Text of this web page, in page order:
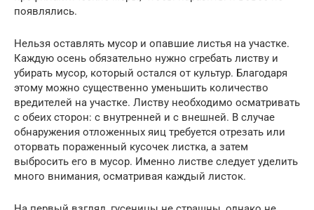
появлялись.
Нельзя оставлять мусор и опавшие листья на участке.
Каждую осень обязательно нужно сгребать листву и
убирать мусор, который остался от культур. Благодаря
этому можно существенно уменьшить количество
вредителей на участке. Листву необходимо осматривать
с обеих сторон: с внутренней и с внешней. В случае
обнаружения отложенных яиц требуется отрезать или
оторвать пораженный кусочек листка, а затем
выбросить его в мусор. Именно листве следует уделить
много внимания, осматривая каждый листок.